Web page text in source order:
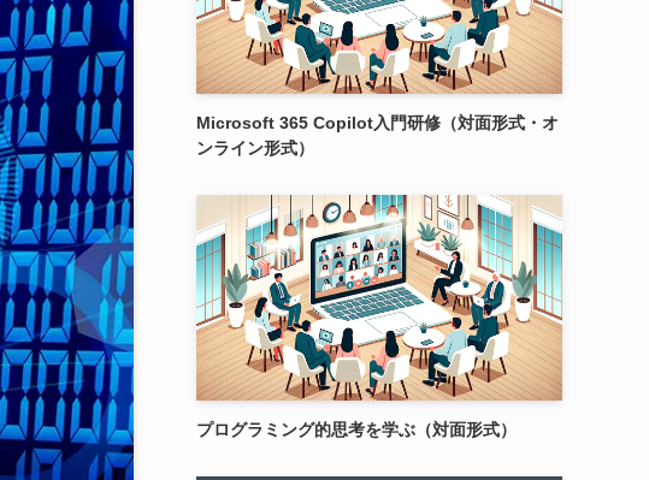
Microsoft 365 Copilot入門研修（対面形式・オ
ンライン形式）
プログラミング的思考を学ぶ（対面形式）